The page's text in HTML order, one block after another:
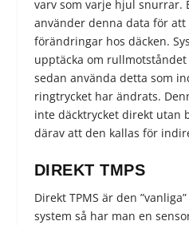
varv som varje hjul snurrar.
använder denna data för
förändringar hos däcken.
upptäcka om
sedan använda detta som
ringtrycket har ändrats.
inte däcktrycket direkt utan
därav att den kallas för
DIREKT TMPS
Direkt TPMS är den
system så har man en